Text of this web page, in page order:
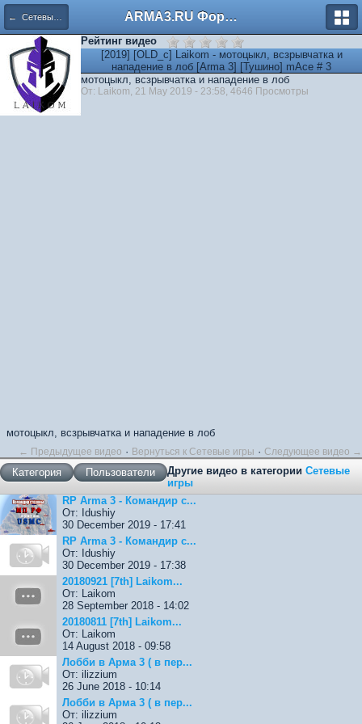
← Сетевые игры ARMA3.RU Форум
Рейтинг видео
[2019] [OLD_c] Laikom - мотоцыкл, всзрывчатка и
нападение в лоб [Arma 3] [Тушино] mAce # 3
мотоцыкл, всзрывчатка и нападение в лоб
От: Laikom, 21 May 2019 - 23:58, 4646 Просмотры
мотоцыкл, всзрывчатка и нападение в лоб
← Предыдущее видео · Вернуться к Сетевые игры · Следующее видео →
Категория Пользователи Другие видео в категории Сетевые
игры
RP Arma 3 - Командир с...
От: Idushiy
30 December 2019 - 17:41
RP Arma 3 - Командир с...
От: Idushiy
30 December 2019 - 17:38
20180921 [7th] Laikom...
От: Laikom
28 September 2018 - 14:02
20180811 [7th] Laikom...
От: Laikom
14 August 2018 - 09:58
Лобби в Арма 3 ( в пер...
От: ilizzium
26 June 2018 - 10:14
Лобби в Арма 3 ( в пер...
От: ilizzium